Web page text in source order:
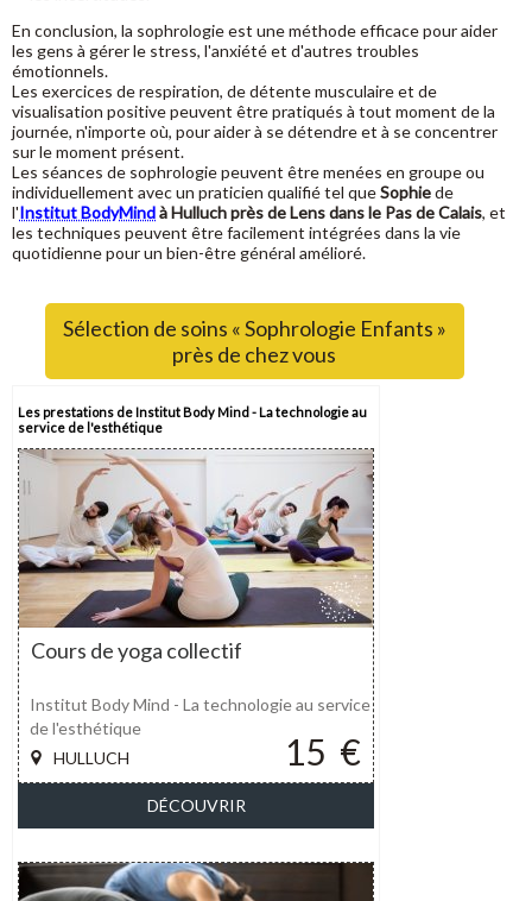
En conclusion, la sophrologie est une méthode efficace pour aider
les gens à gérer le stress, l'anxiété et d'autres troubles
émotionnels.
Les exercices de respiration, de détente musculaire et de
visualisation positive peuvent être pratiqués à tout moment de la
journée, n'importe où, pour aider à se détendre et à se concentrer
sur le moment présent.
Les séances de sophrologie peuvent être menées en groupe ou
individuellement avec un praticien qualifié tel queSophiede
l'Institut BodyMindà Hulluch près de Lens dans le Pas de Calais, et
les techniques peuvent être facilement intégrées dans la vie
quotidienne pour un bien-être général amélioré.
Sélection de soins « Sophrologie Enfants »
près de chez vous
Les prestations de Institut Body Mind - La technologie au
service de l'esthétique
Cours de yoga collectif
15 €
HULLUCH
Institut Body Mind - La technologie au service
de l'esthétique
DÉCOUVRIR